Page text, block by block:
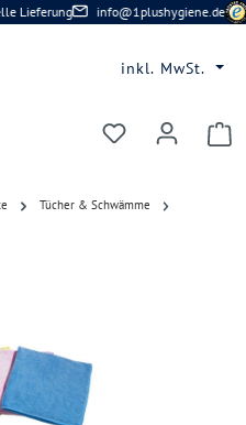
Lieferung info@1plushygiene.de
inkl. MwSt.
Du hast 0
Tücher & Schwämme